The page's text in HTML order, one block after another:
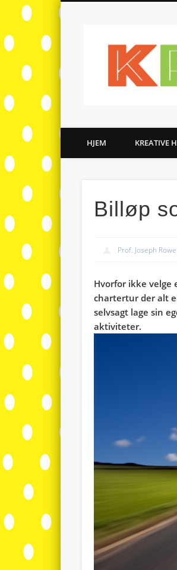
HJEM KREATIVE
Billøp
Prof. Joseph
Hvorfor ikke velge
chartertur der alt
selvsagt lage sin
aktiviteter.